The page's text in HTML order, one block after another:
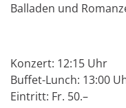
Balladen und
Konzert: 12:15 Uhr
Buffet-Lunch: 13:00
Eintritt: Fr. 50.–